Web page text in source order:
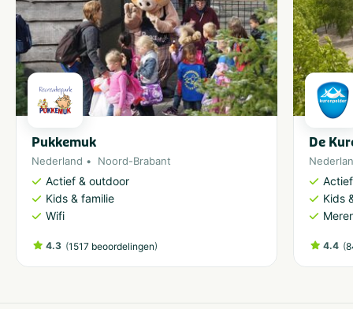
Pukkemuk
Nederland Noord-Brabant
Actief & outdoor
Kids & familie
Wifi
4.3 (1517 beoordelingen)
De
Kids
4.4 (